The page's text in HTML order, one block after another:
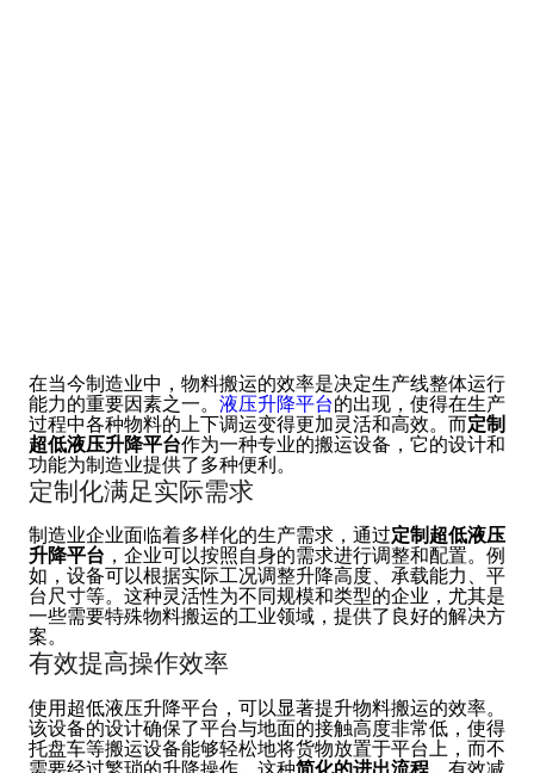
在当今制造业中，物料搬运的效率是决定生产线整体运行
能力的重要因素之一。 液压升降平台的出现，使得在生产
过程中各种物料的上下调运变得更加灵活和高效。而定制
超低液压升降平台作为一种专业的搬运设备，它的设计和
功能为制造业提供了多种便利。
定制化满足实际需求
制造业企业面临着多样化的生产需求，通过定制超低液压
升降平台 ，企业可以按照自身的需求进行调整和配置。例
如，设备可以根据实际工况调整升降高度、承载能力、平
台尺寸等。这种灵活性为不同规模和类型的企业，尤其是
一些需要特殊物料搬运的工业领域，提供了良好的解决方
案。
有效提高操作效率
使用超低液压升降平台，可以显著提升物料搬运的效率。
该设备的设计确保了平台与地面的接触高度非常低，使得
托盘车等搬运设备能够轻松地将货物放置于平台上，而不